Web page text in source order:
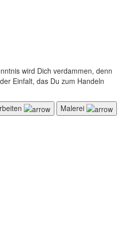
wird Dich verdammen, denn
Einfalt, das Du zum Handeln
Malerei